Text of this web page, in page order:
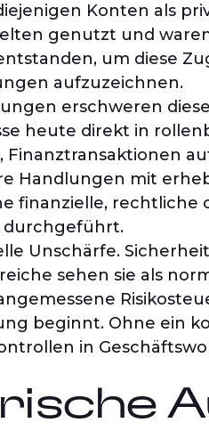
Konten als
genutzt und
um diese
aufzuzeichnen.
erschweren
heute direkt in
Finanztransaktionen
Handlungen mit
finanzielle, rechtliche
durchgeführt.
Unschärfe.
sehen sie als
beginnt. Ohne ein
in